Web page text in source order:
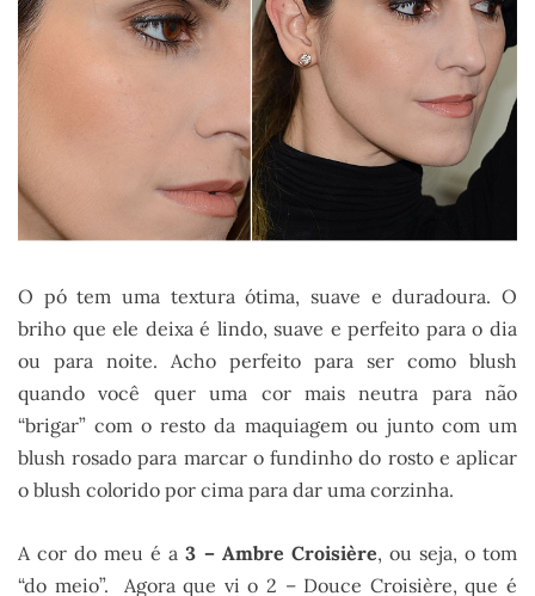
O pó tem uma textura ótima, suave e duradoura. O
briho que ele deixa é lindo, suave e perfeito para o dia
ou para noite. Acho perfeito para ser como blush
quando você quer uma cor mais neutra para não
“brigar” com o resto da maquiagem ou junto com um
blush rosado para marcar o fundinho do rosto e aplicar
o blush colorido por cima para dar uma corzinha.
A cor do meu é a3 – Ambre Croisière, ou seja, o tom
“do meio”. Agora que vi o 2 – Douce Croisière, que é